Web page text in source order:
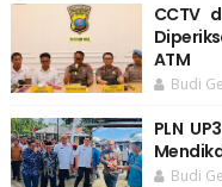
CCTV
ATM
Budi
PLN
Budi